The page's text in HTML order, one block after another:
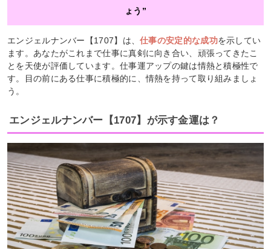
ょう”
エンジェルナンバー【1707】は、仕事の安定的な成功を示してい
ます。あなたがこれまで仕事に真剣に向き合い、頑張ってきたこ
とを天使が評価しています。仕事運アップの鍵は情熱と積極性で
す。目の前にある仕事に積極的に、情熱を持って取り組みましょ
う。
エンジェルナンバー【1707】が示す金運は？